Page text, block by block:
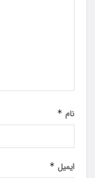
نام *
ایمیل *